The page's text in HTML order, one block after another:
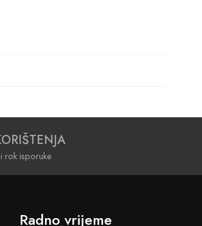
rok isporuke
Radno vrijeme